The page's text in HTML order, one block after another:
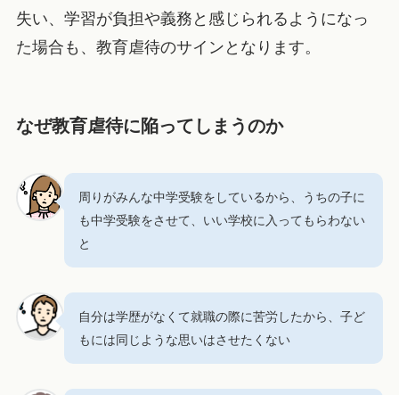
失い、学習が負担や義務と感じられるようになっ
た場合も、教育虐待のサインとなります。
なぜ教育虐待に陥ってしまうのか
周りがみんな中学受験をしているから、うちの子に
も中学受験をさせて、いい学校に入ってもらわない
と
自分は学歴がなくて就職の際に苦労したから、子ど
もには同じような思いはさせたくない